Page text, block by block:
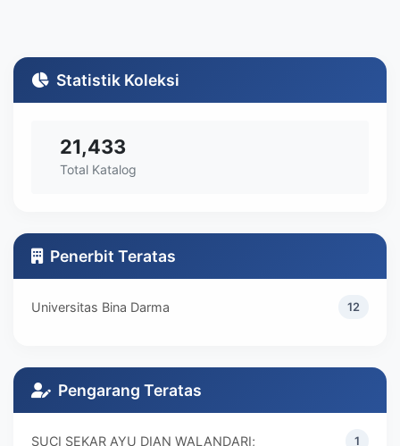
Statistik Koleksi
21,433
Total Katalog
Penerbit Teratas
Universitas Bina Darma 12
Pengarang Teratas
SUCI SEKAR AYU DIAN WALANDARI; 1